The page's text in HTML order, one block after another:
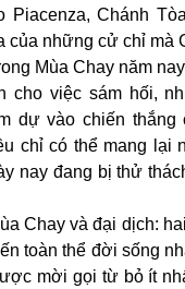
Piacenza, Chánh
của những cử chỉ mà
Mùa Chay năm
cho việc sám hối,
dự vào chiến thắng
chỉ có thể mang lại
nay đang bị thử
Chay và đại dịch:
toàn thể đời sống
mời gọi từ bỏ ít